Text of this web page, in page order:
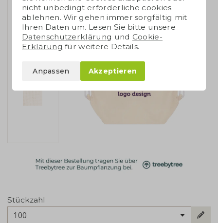
Stückzahl
100
nicht unbedingt erforderliche cookies
ablehnen. Wir gehen immer sorgfältig mit
Ihren Daten um. Lesen Sie bitte unsere
Datenschutzerklärung und Cookie-
Erklärung für weitere Details.
Anpassen Akzeptieren